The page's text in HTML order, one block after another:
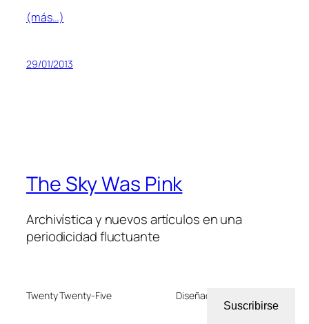
(más…)
29/01/2013
The Sky Was Pink
Archivística y nuevos artículos en una
periodicidad fluctuante
Twenty Twenty-Five Diseñado con
Suscribirse